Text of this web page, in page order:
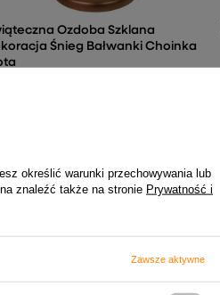
Ozdoba Szklana
Śnieg Bałwanki Choinka
określić warunki przechowywania lub
znaleźć także na stronie Prywatność i
Zawsze aktywne